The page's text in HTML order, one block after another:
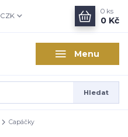
Menu
CZK
Hledat
0 ks
0 Kč
Capáčky